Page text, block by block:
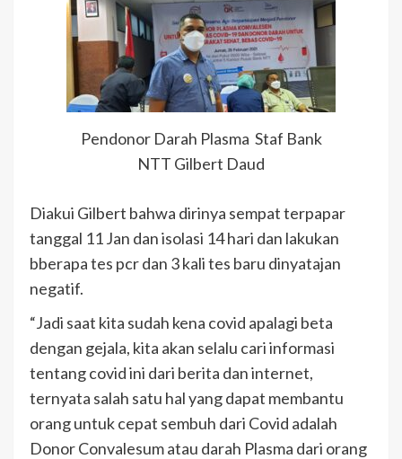
Pendonor Darah Plasma Staf Bank
NTT Gilbert Daud
Diakui Gilbert bahwa dirinya sempat terpapar
tanggal 11 Jan dan isolasi 14 hari dan lakukan
bberapa tes pcr dan 3 kali tes baru dinyatajan
negatif.
“Jadi saat kita sudah kena covid apalagi beta
dengan gejala, kita akan selalu cari informasi
tentang covid ini dari berita dan internet,
ternyata salah satu hal yang dapat membantu
orang untuk cepat sembuh dari Covid adalah
Donor Convalesum atau darah Plasma dari orang